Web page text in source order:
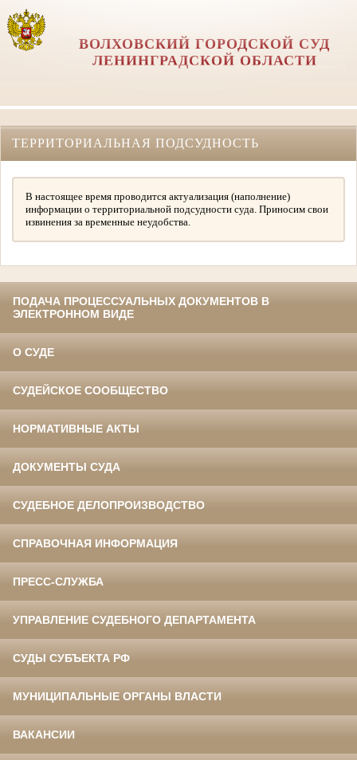
ВОЛХОВСКИЙ ГОРОДСКОЙ СУД
ЛЕНИНГРАДСКОЙ ОБЛАСТИ
ТЕРРИТОРИАЛЬНАЯ ПОДСУДНОСТЬ
В настоящее время проводится актуализация (наполнение)
информации о территориальной подсудности суда. Приносим свои
извинения за временные неудобства.
ПОДАЧА ПРОЦЕССУАЛЬНЫХ ДОКУМЕНТОВ В
ЭЛЕКТРОННОМ ВИДЕ
О СУДЕ
СУДЕЙСКОЕ СООБЩЕСТВО
НОРМАТИВНЫЕ АКТЫ
ДОКУМЕНТЫ СУДА
СУДЕБНОЕ ДЕЛОПРОИЗВОДСТВО
СПРАВОЧНАЯ ИНФОРМАЦИЯ
ПРЕСС-СЛУЖБА
УПРАВЛЕНИЕ СУДЕБНОГО ДЕПАРТАМЕНТА
СУДЫ СУБЪЕКТА РФ
МУНИЦИПАЛЬНЫЕ ОРГАНЫ ВЛАСТИ
ВАКАНСИИ